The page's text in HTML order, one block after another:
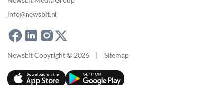
info@newsbit.nl
Newsbit Copyright © 2026 | Sitemap